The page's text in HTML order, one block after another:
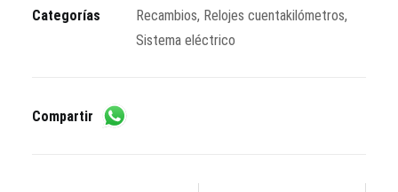
Categorías
Recambios, Relojes cuentakilómetros,
Sistema eléctrico
Compartir